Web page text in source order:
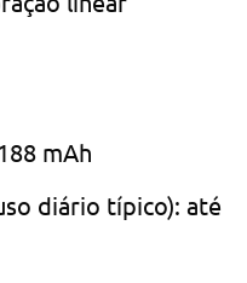
mAh
diário típico): até